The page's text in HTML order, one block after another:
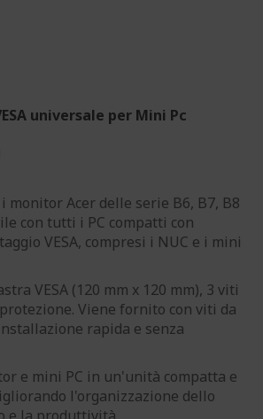
universale per Mini Pc
monitor Acer delle serie B6, B7, B8
con tutti i PC compatti con
VESA, compresi i NUC e i mini
VESA (120 mm x 120 mm), 3 viti
Viene fornito con viti da
rapida e senza
e mini PC in un'unità compatta e
l'organizzazione dello